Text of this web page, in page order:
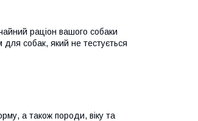
раціон вашого собаки
собак, який не тестується
а також породи, віку та